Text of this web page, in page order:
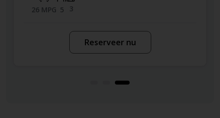
26 MPG 5 3
Reserveer nu